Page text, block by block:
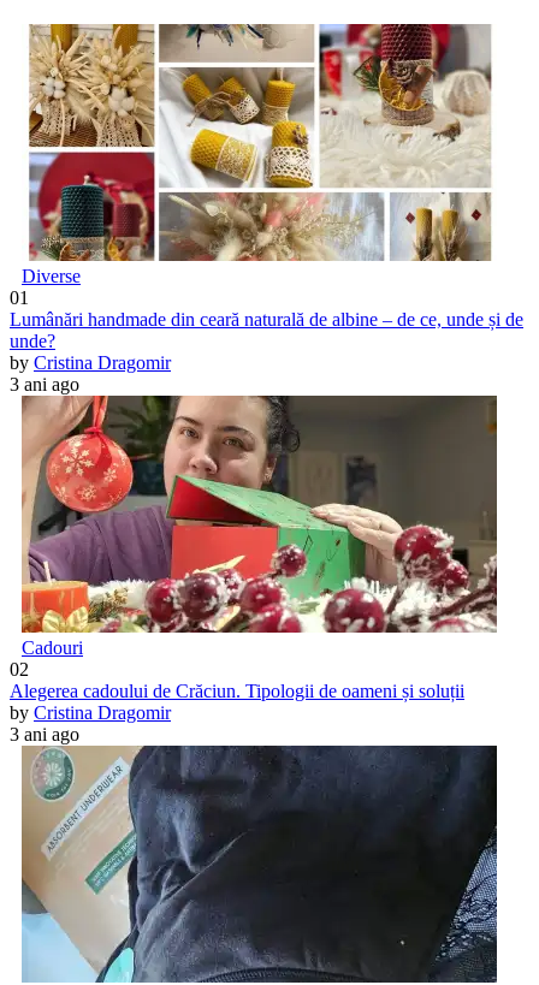
Diverse
01
Lumânări handmade din ceară naturală de albine – de ce, unde și de
unde?
by Cristina Dragomir
3 ani ago
Cadouri
02
Alegerea cadoului de Crăciun. Tipologii de oameni și soluții
by Cristina Dragomir
3 ani ago